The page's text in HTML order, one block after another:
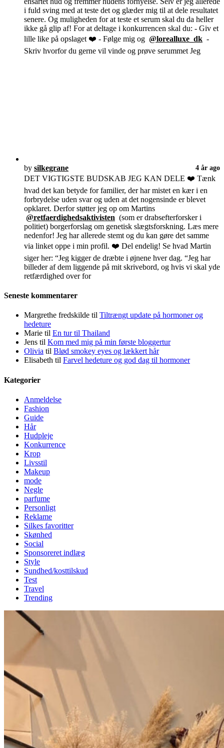
i fuld sving med at teste det og glæder mig til at dele resultatet
senere. Og muligheden for at teste et serum skal du da heller
ikke gå glip af! For at deltage i konkurrencen skal du: - Giv et
lille like på opslaget ❤️ - Følge mig og @lorealluxe_dk -
Skriv hvorfor du gerne vil vinde og prøve serummet Jeg
by silkegrane 4 år ago
DET VIGTIGSTE BUDSKAB JEG KAN DELE ❤️ Tænk
hvad det kan betyde for familier, der har mistet en kær i en
forbrydelse uden svar og uden at det nogensinde er blevet
opklaret. Derfor støtter jeg op om Martins
@retfaerdighedsaktivisten (som er drabsefterforsker i
politiet) borgerforslag om genetisk slægtsforskning. Læs mere
nedenfor! Jeg har allerede stemt og du kan gøre det samme
via linket oppe i min profil. ❤️ Del endelig! Se hvad Martin
siger her: “Jeg kigger de dræbte i øjnene hver dag. “Jeg har
billeder af dem liggende på mit skrivebord, og hvis vi skal yde
retfærdighed over for
Seneste kommentarer
Margrethe fredskilde til Tiltrængt update på hormoner og
hedeture
Marie til En tur til Thailand
Jens til Kom med mig på min første bloggertur
Olivia til Blød smokey eyes og lækkert hår
Elisabeth til Farvel hedeture og god dag til hormoner
Kategorier
Anmeldelse
Fashion
Guide
Hår
Hudpleje
Konkurrence
Krop
Livsstil
Makeup
mode
Negle
parfume
Personligt
Reklame
Silkes favoritter
Skønhed
Social
Sponsoreret indlæg
Style
Sundhed/kosttilskud
Test
Travel
Trending